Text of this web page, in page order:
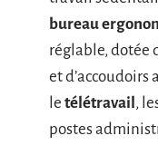
bureau
réglable, dotée
et d’accoudoirs
le télétravail,
postes